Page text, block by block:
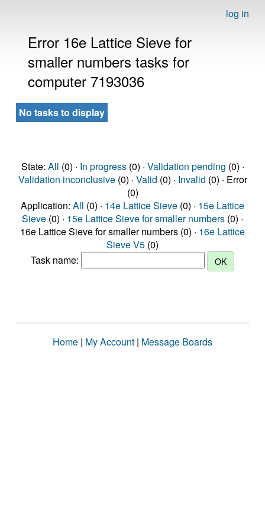
log in
Error 16e Lattice Sieve for
smaller numbers tasks for
computer 7193036
No tasks to display
State: All (0) · In progress(0) · Validation pending (0) ·
Validation inconclusive(0) · Valid (0) · Invalid (0) · Error
(0)
Application: All (0) · 14e Lattice Sieve (0) · 15e Lattice
Sieve (0) · 15e Lattice Sieve for smaller numbers (0) ·
16e Lattice Sieve for smaller numbers (0) · 16e Lattice
Sieve V5 (0)
Task name:
Home | My Account | Message Boards